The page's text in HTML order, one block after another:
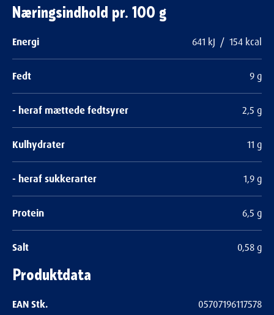
Næringsindhold pr. 100 g
Energi 641 kJ / 154 kcal
Fedt 9 g
- heraf mættede fedtsyrer 2,5 g
Kulhydrater 11 g
- heraf sukkerarter 1,9 g
Protein 6,5 g
Salt 0,58 g
Produktdata
EAN Stk. 05707196117578